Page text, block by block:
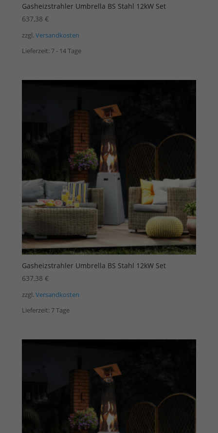
Gasheizstrahler Umbrella BS Stahl 12kW Set
637,38 €
zzgl. Versandkosten
Lieferzeit: 7 - 14 Tage
Gasheizstrahler Umbrella BS Stahl 12kW Set
637,38 €
zzgl. Versandkosten
Lieferzeit: 7 Tage